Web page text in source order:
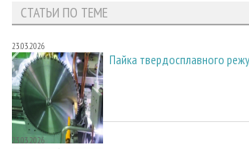
СТАТЬИ ПО ТЕМЕ
23.03.2026
Пайка твердосплавного
23.03.2026